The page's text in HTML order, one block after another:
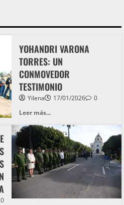
YOHANDRI VARONA
TORRES: UN
CONMOVEDOR
TESTIMONIO
Yilena 17/01/2026
0
Leer más...
0